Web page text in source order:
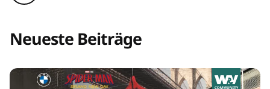
Neueste Beiträge